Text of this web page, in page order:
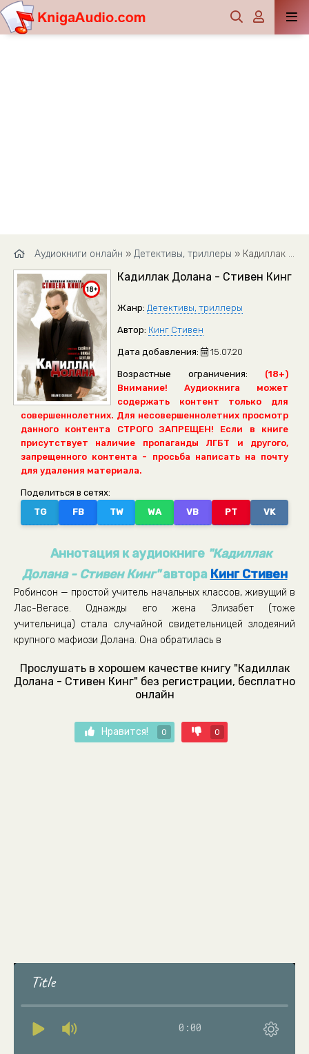
Аудиокниги онлайн » Детективы, триллеры » Кадиллак Долана - Стивен Кинг
Кадиллак Долана - Стивен Кинг
Жанр: Детективы, триллеры
Автор: Кинг Стивен
Дата добавления: 15.07.20
Возрастные ограничения:
(18+)
Внимание! Аудиокнига может
содержать контент только для
совершеннолетних. Для несовершеннолетних просмотр
данного контента СТРОГО ЗАПРЕЩЕН! Если в книге
присутствует наличие пропаганды ЛГБТ и другого,
запрещенного контента - просьба написать на почту
для удаления материала.
Поделиться в сетях:
TG
FB TW WA VB PT VK
Аннотация к аудиокниге "Кадиллак
Долана - Стивен Кинг"автора Кинг Стивен
Робинсон — простой учитель начальных классов, живущий в
Лас-Вегасе. Однажды его жена Элизабет (тоже
учительница) стала случайной свидетельницей злодеяний
крупного мафиози Долана. Она обратилась в
Прослушать в хорошем качестве книгу "Кадиллак
Долана - Стивен Кинг" без регистрации, бесплатно
онлайн
Нравится! 0 0
Title
0:00